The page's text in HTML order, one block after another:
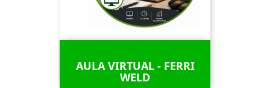
AULA VIRTUAL - FERRI
WELD